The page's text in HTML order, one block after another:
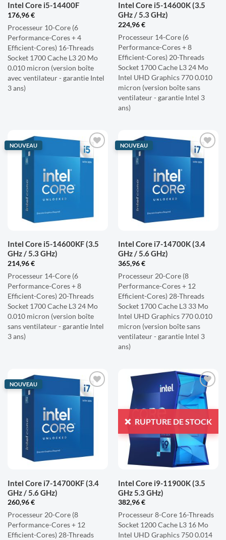
Intel Core i5-14400F
176,96€
Processeur 10-Core (6
Performance-Cores + 4
Efficient-Cores) 16-Threads
Socket 1700 Cache L3 20 Mo
0.010 micron (version boîte
avec ventilateur - garantie Intel
3 ans)
Intel Core i5-14600K (3.5
GHz / 5.3 GHz)
224,96€
Processeur 14-Core (6
Performance-Cores + 8
Efficient-Cores) 20-Threads
Socket 1700 Cache L3 24 Mo
Intel UHD Graphics 770 0.010
micron (version boîte sans
ventilateur - garantie Intel 3
ans)
NOUVEAU
AJOUTER
À LA
D'ENVIES
Intel Core i5-14600KF (3.5
GHz / 5.3 GHz)
214,96€
Processeur 14-Core (6
Performance-Cores + 8
Efficient-Cores) 20-Threads
Socket 1700 Cache L3 24 Mo
0.010 micron (version boîte
sans ventilateur - garantie Intel
3 ans)
NOUVEAU
AJOUTER
À LA
D'ENVIES
Intel Core i7-14700K (3.4
GHz / 5.6 GHz)
365,96€
Processeur 20-Core (8
Performance-Cores + 12
Efficient-Cores) 28-Threads
Socket 1700 Cache L3 33 Mo
Intel UHD Graphics 770 0.010
micron (version boîte sans
ventilateur - garantie Intel 3
ans)
NOUVEAU
AJOUTER
À LA
D'ENVIES
Intel Core i7-14700KF (3.4
GHz / 5.6 GHz)
260,96€
Processeur 20-Core (8
Performance-Cores + 12
Efficient-Cores) 28-Threads
AJOUTER
À LA
D'ENVIES
RUPTURE DE STOCK
Intel Core i9-11900K (3.5
GHz 5.3 GHz)
382,96€
Processeur 8-Core 16-Threads
Socket 1200 Cache L3 16 Mo
Intel UHD Graphics 750 0.014